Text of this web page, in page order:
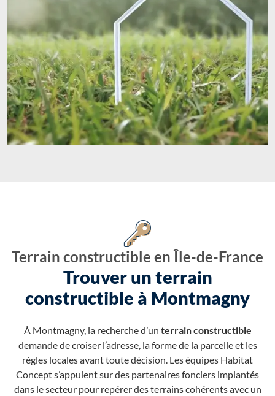
Terrain constructible en Île-de-France
Trouver un terrain
constructible à Montmagny
À Montmagny, la recherche d’un terrain constructible
demande de croiser l’adresse, la forme de la parcelle et les
règles locales avant toute décision. Les équipes Habitat
Concept s’appuient sur des partenaires fonciers implantés
dans le secteur pour repérer des terrains cohérents avec un